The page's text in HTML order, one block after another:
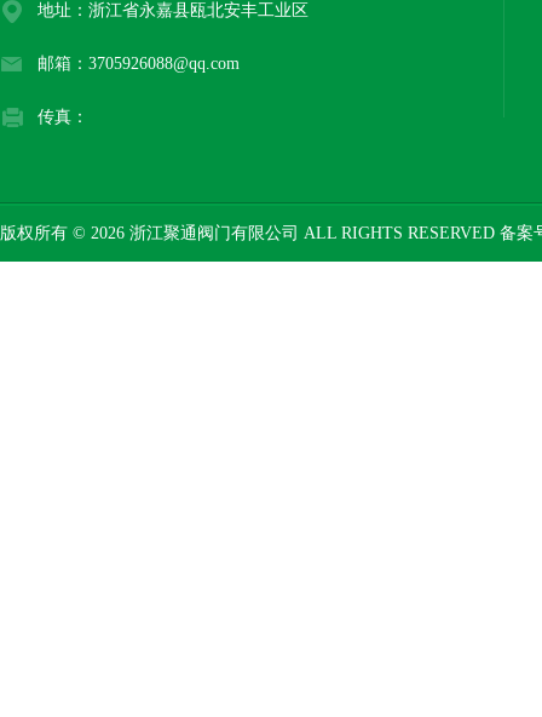
地址：浙江省永嘉县瓯北安丰工业区
邮箱：3705926088@qq.com
传真：
版权所有 © 2026 浙江聚通阀门有限公司 ALL RIGHTS RESERVED 备案